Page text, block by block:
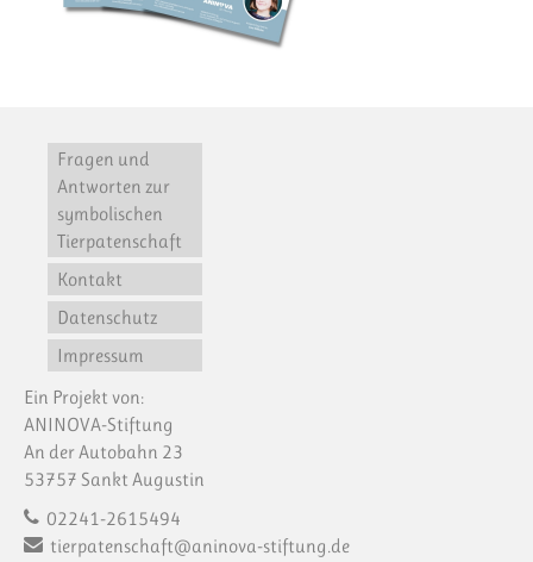
Fragen und
Antworten zur
symbolischen
Tierpatenschaft
Kontakt
Datenschutz
Impressum
Ein Projekt von:
ANINOVA-Stiftung
An der Autobahn 23
53757 Sankt Augustin
02241-2615494
tierpatenschaft@aninova-stiftung.de